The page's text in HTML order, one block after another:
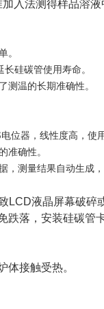
入法测得样品溶
。
硅碳管使用寿命。
测温的长期准确性。
电位器，线性度高，使
准确性。
，测量结果自动生成
LCD液晶屏幕破碎
跌落，安装硅碳管
体接触受热。